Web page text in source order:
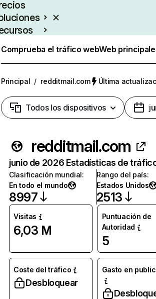
Comprueba el tráfico webWeb
Principal / redditmail.com Última
Todos los dispositivos
redditmail.com
junio de 2026 Estadísticas de
Clasificación mundial:
En todo el mundo
8997
Rango del país:
Estados Unidos
2513
Visitas
6,03 M
Puntuación de
Autoridad
5
Coste del tráfico
Desbloquear
Gasto en